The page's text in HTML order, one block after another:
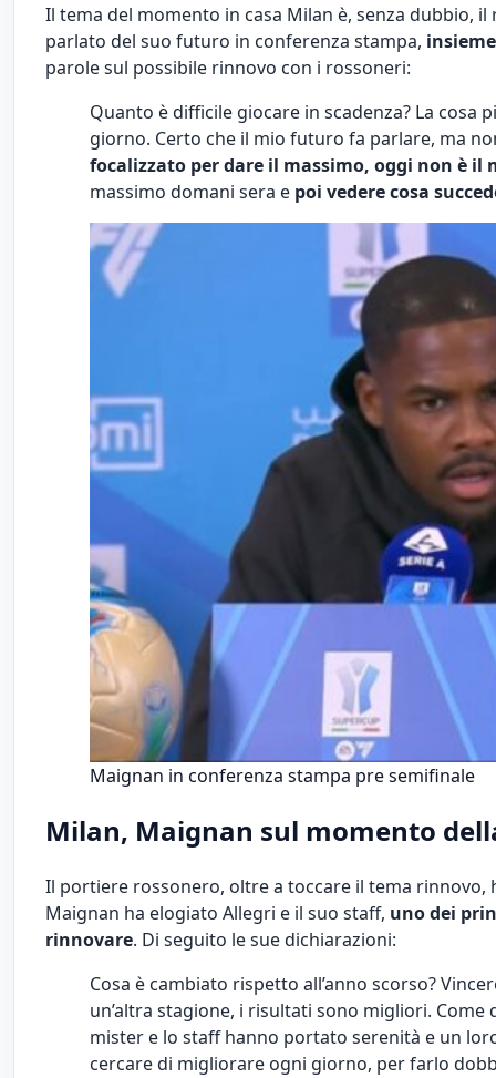
Il tema del momento in casa Milan è, senza dubbio,
parlato del suo futuro in conferenza stampa,
parole sul possibile rinnovo con i rossoneri:
Quanto è difficile giocare in scadenza? La
giorno. Certo che il mio futuro fa parlare, ma
focalizzato per dare il massimo, oggi non è
massimo domani sera e poi vedere cosa
Maignan in conferenza stampa pre semifinale
Milan, Maignan sul momento
Il portiere rossonero, oltre a toccare il tema rinnovo,
Maignan ha elogiato Allegri e il suo staff, uno dei
rinnovare. Di seguito le sue dichiarazioni:
Cosa è cambiato rispetto all’anno scorso?
un’altra stagione, i risultati sono migliori.
mister e lo staff hanno portato serenità e un
cercare di migliorare ogni giorno, per farlo